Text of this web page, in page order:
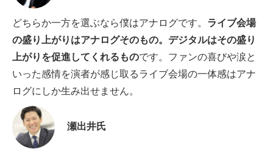
どちらか一方を選ぶなら僕はアナログです。 ライブ会場
の盛り上がりはアナログそのもの。デジタルはその盛り
上がりを促進してくれるものです。ファンの喜びや涙と
いった感情を演者が感じ取るライブ会場の一体感はアナ
ログにしか生み出せません。
瀬出井氏